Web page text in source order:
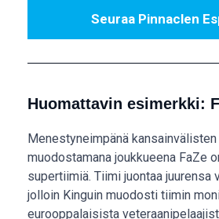
Seuraa Pinnaclen
Huomattavin esimerkki:
Menestyneimpänä
muodostamana joukkueena FaZe
supertiimiä. Tiimi juontaa juurensa
jolloin Kinguin muodosti tiimin
eurooppalaisista